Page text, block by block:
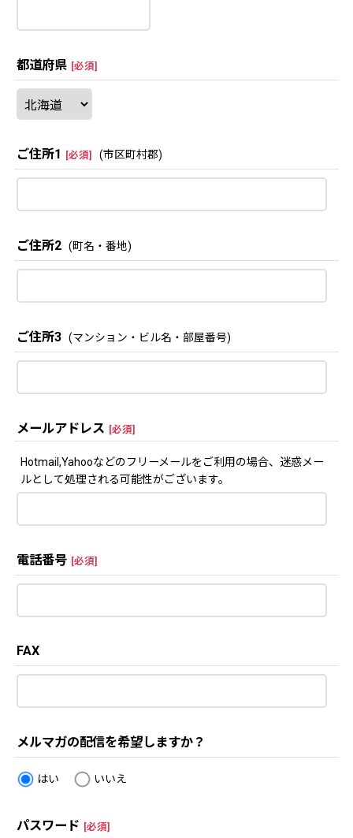
都道府県 [必須]
ご住所1 [必須] (市区町村郡)
ご住所2 (町名・番地)
ご住所3 (マンション・ビル名・部屋番号)
メールアドレス [必須]
Hotmail,Yahooなどのフリーメールをご利用の場合、迷惑メー
ルとして処理される可能性がございます。
電話番号 [必須]
FAX
メルマガの配信を希望しますか？
はい いいえ
パスワード [必須]